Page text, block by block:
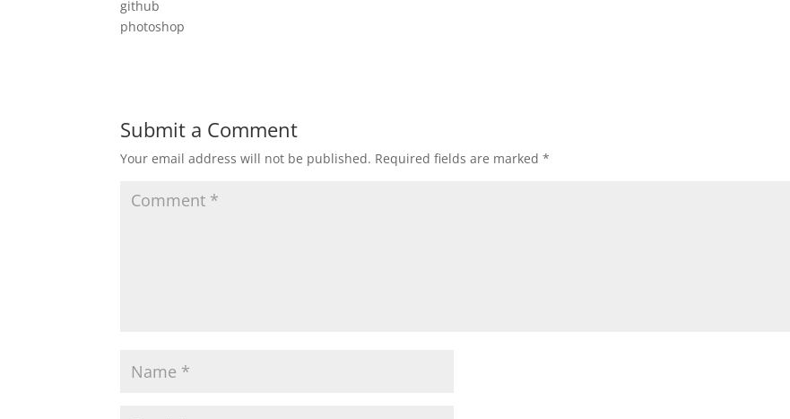
github
photoshop
Submit a Comment
Your email address will not be published. Required fields are marked*